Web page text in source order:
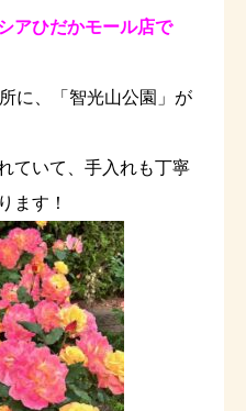
アひだかモール店で
に、「智光山公園」が
ていて、手入れも丁寧
ます！